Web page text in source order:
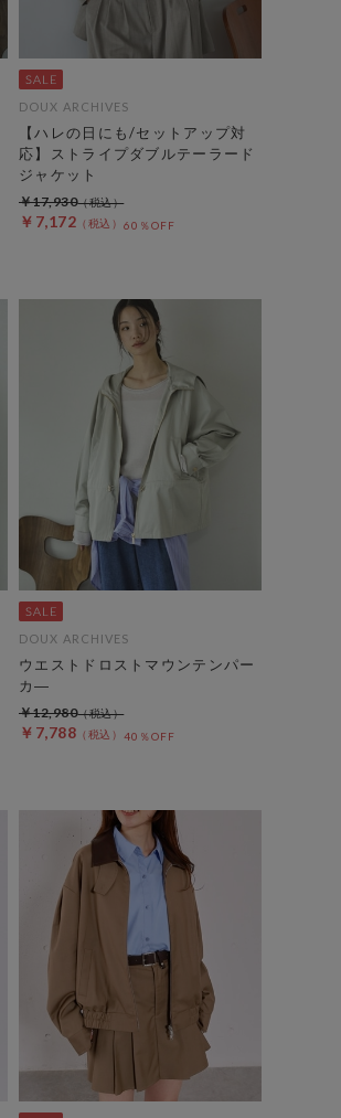
DOUX ARCHIVES
【ハレの日にも/セットアップ対
応】ストライプダブルテーラード
ジャケット
￥7,172 60％OFF
￥17,930
DOUX ARCHIVES
ウエストドロストマウンテンパー
カ―
￥7,788 40％OFF
￥12,980